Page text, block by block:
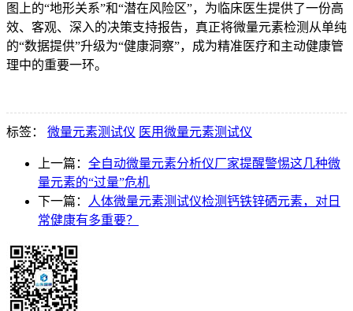
图上的“地形关系”和“潜在风险区”，为临床医生提供了一份高
效、客观、深入的决策支持报告，真正将微量元素检测从单纯
的“数据提供”升级为“健康洞察”，成为精准医疗和主动健康管
理中的重要一环。
标签： 微量元素测试仪 医用微量元素测试仪
上一篇： 全自动微量元素分析仪厂家提醒警惕这几种微
量元素的“过量”危机
下一篇：
人体微量元素测试仪检测钙铁锌硒元素，对日
常健康有多重要？